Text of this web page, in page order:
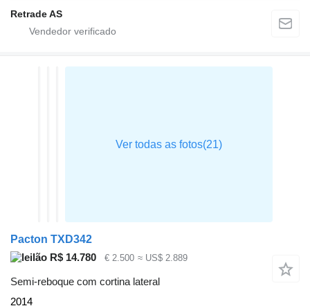
Retrade AS
Pacton TXD342
R$ 14.780
€ 2.500 ≈ US$ 2.889
Semi-reboque com cortina lateral
2014